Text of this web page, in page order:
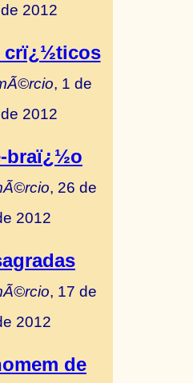
2012
crï¿½ticos
, 1 de
2012
braï¿½o
, 26 de
2012
, 17 de
2012
de